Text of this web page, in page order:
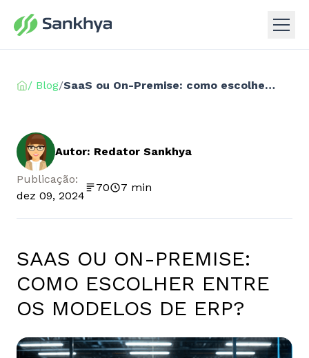
/ Blog/ SaaS ou On-Premise: como escolher entre os modelos de ERP?
Autor: Redator Sankhya
Publicação:
dez 09, 2024
70 7 min
SAAS OU ON-PREMISE:
COMO ESCOLHER ENTRE
OS MODELOS DE ERP?